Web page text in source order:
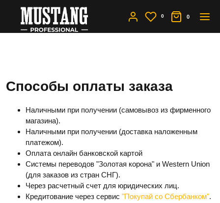
0 0
Способы оплаты заказа
Наличными при получении (самовывоз из фирменного
магазина).
Наличными при получении (доставка наложенным
платежом).
Оплата онлайн банковской картой
Системы переводов "Золотая корона" и Western Union
(для заказов из стран СНГ).
Через расчетный счет для юридических лиц.
Кредитование через сервис "Покупай со Сбербанком".